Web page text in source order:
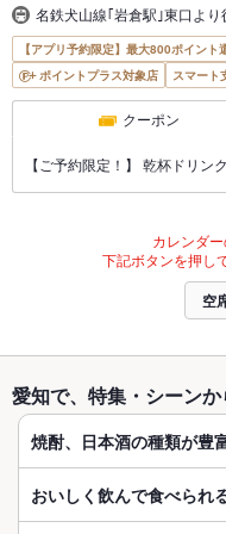
名鉄犬山線｢岩倉駅｣東口よ
【アプリ予約限定】最大800ポイント
ポイントプラス対象店
スマート
クーポン
【ご予約限定！】 乾杯ドリ
カレンダー
下記ボタンを押し
空
愛知で、特集・シーン
焼酎、日本酒の種類が豊
おいしく飲んで食べられ